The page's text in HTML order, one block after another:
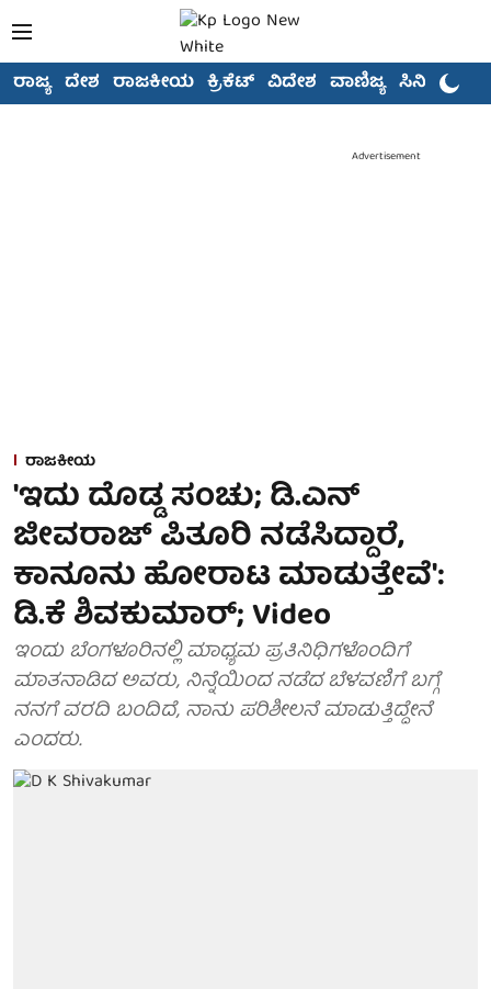
ರಾಜ್ಯ ದೇಶ ರಾಜಕೀಯ ಕ್ರಿಕೆಟ್ ವಿದೇಶ ವಾಣಿಜ್ಯ ಸಿನಿಮಾ
Advertisement
ರಾಜಕೀಯ
'ಇದು ದೊಡ್ಡ ಸಂಚು; ಡಿ.ಎನ್
ಜೀವರಾಜ್ ಪಿತೂರಿ ನಡೆಸಿದ್ದಾರೆ,
ಕಾನೂನು ಹೋರಾಟ ಮಾಡುತ್ತೇವೆ':
ಡಿ.ಕೆ ಶಿವಕುಮಾರ್; Video
ಇಂದು ಬೆಂಗಳೂರಿನಲ್ಲಿ ಮಾಧ್ಯಮ ಪ್ರತಿನಿಧಿಗಳೊಂದಿಗೆ
ಮಾತನಾಡಿದ ಅವರು, ನಿನ್ನೆಯಿಂದ ನಡೆದ ಬೆಳವಣಿಗೆ ಬಗ್ಗೆ
ನನಗೆ ವರದಿ ಬಂದಿದೆ, ನಾನು ಪರಿಶೀಲನೆ ಮಾಡುತ್ತಿದ್ದೇನೆ
ಎಂದರು.